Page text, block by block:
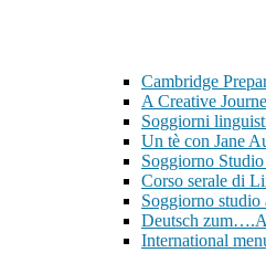
Cambridge
A Creative
Soggiorni
Un tè con Jane
Soggiorno
Corso serale di
Soggiorno
Deutsch
International